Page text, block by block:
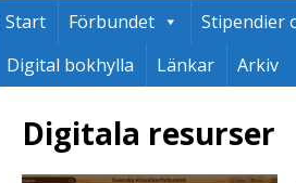
Start Förbundet Stipendier
Digital bokhylla
Länkar Arkiv
Digitala resurser